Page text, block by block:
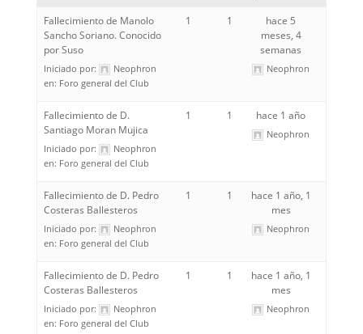
Fallecimiento de Manolo
Sancho Soriano. Conocido
por Suso
Iniciado por:
Neophron
en: Foro general del Club
1 1
hace 5
meses, 4
semanas
Neophron
Fallecimiento de D.
Santiago Moran Mujica
Iniciado por:
Neophron
en: Foro general del Club
1 1 hace 1 año
Neophron
Fallecimiento de D. Pedro
Costeras Ballesteros
Iniciado por:
Neophron
en: Foro general del Club
1 1
hace 1 año, 1
mes
Neophron
Fallecimiento de D. Pedro
Costeras Ballesteros
Iniciado por:
Neophron
en: Foro general del Club
1 1
hace 1 año, 1
mes
Neophron